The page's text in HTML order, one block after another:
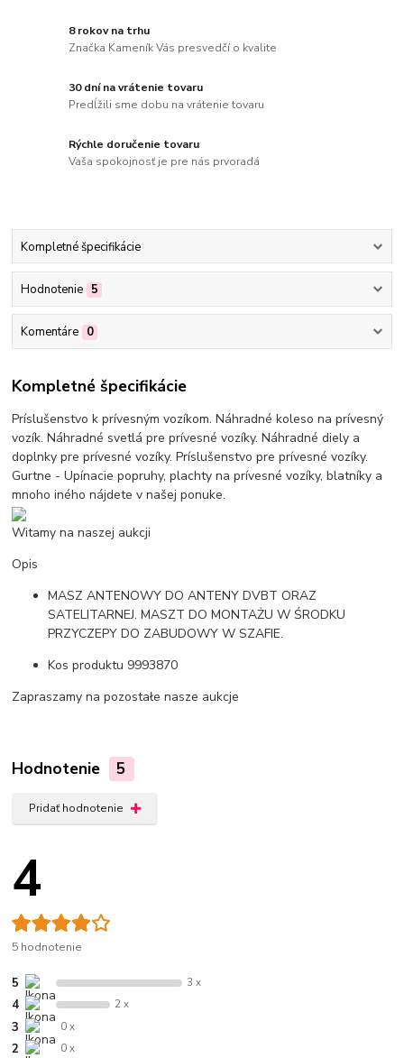
8 rokov na trhu
Značka Kameník Vás presvedčí o kvalite
30 dní na vrátenie tovaru
Predĺžili sme dobu na vrátenie tovaru
Rýchle doručenie tovaru
Vaša spokojnosť je pre nás prvoradá
Kompletné špecifikácie
Hodnotenie 5
Komentáre 0
Kompletné špecifikácie
Príslušenstvo k prívesným vozíkom. Náhradné koleso na prívesný
vozík. Náhradné svetlá pre prívesné vozíky. Náhradné diely a
doplnky pre prívesné vozíky. Príslušenstvo pre prívesné vozíky.
Gurtne - Upínacie popruhy, plachty na prívesné vozíky, blatníky a
mnoho iného nájdete v našej ponuke.
Witamy na naszej aukcji
Opis
MASZ ANTENOWY DO ANTENY DVBT ORAZ
SATELITARNEJ. MASZT DO MONTAŻU W ŚRODKU
PRZYCZEPY DO ZABUDOWY W SZAFIE.
Kos produktu 9993870
Zapraszamy na pozostałe nasze aukcje
Hodnotenie 5
Pridať hodnotenie
4
5 hodnotenie
5 3 x
4 2 x
3 0 x
2 0 x